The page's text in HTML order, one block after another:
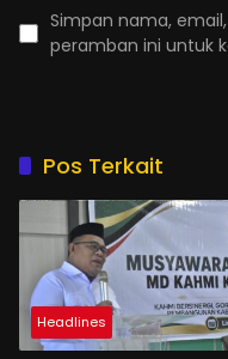
Simpan nama,
peramban ini untuk
Pos Terkait
Headlines